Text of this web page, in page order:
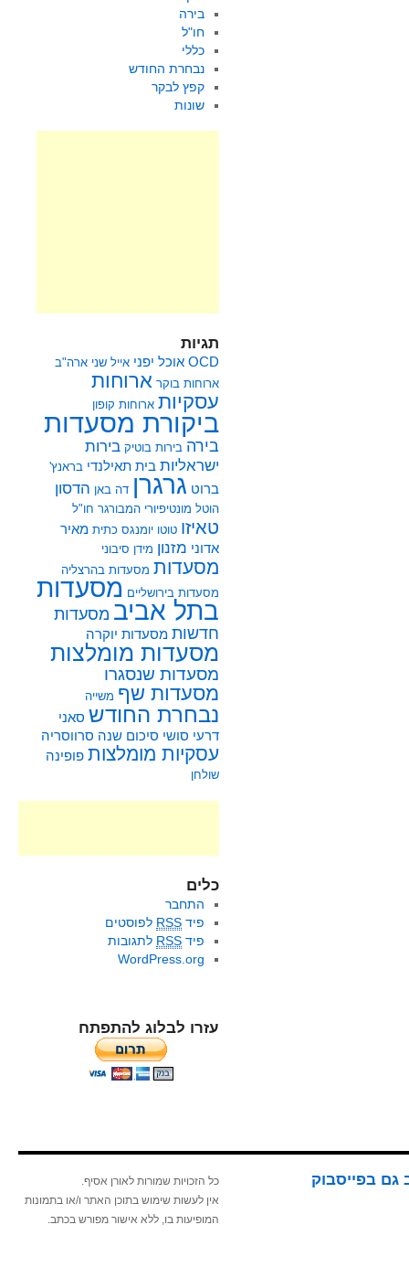
בירה
חו"ל
כללי
נבחרת החודש
קפץ לבקר
שונות
תגיות
OCD אוכל יפני אייל שני ארה"ב
ארוחות בוקר ארוחות
עסקיות ארוחות קופון
ביקורת מסעדות
בירה בירות בוטיק בירות
ישראליות בית תאילנדי בראנץ'
ברוט גרגרן דה באן הדסון
הוטל מונטיפיורי המבורגר חו"ל
טאיזו טוטו יומנגס כתית מאיר
אדוני מזנון מידן סיבוני
מסעדות מסעדות בהרצליה
מסעדות בירושליים מסעדות
בתל אביב מסעדות
חדשות מסעדות יוקרה
מסעדות מומלצות
מסעדות שנסגרו
מסעדות שף משייה
נבחרת החודש סאני
דרעי סושי סיכום שנה סרווסריה
עסקיות מומלצות פופינה
שולחן
כלים
התחבר
פיד RSS לפוסטים
פיד RSS לתגובות
WordPress.org
עזרו לבלוג להתפתח
גם בפייסבוק
כל הזכויות שמורות לאורן אסיף.
אין לעשות שימוש בתוכן האתר ו/או בתמונות
המופיעות בו, ללא אישור מפורש בכתב.